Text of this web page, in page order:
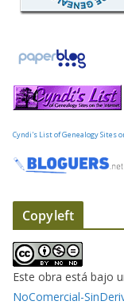
e
c
t
r
c
o
Cyndi's List of Genealogy Sites
Copyleft
Este obra está bajo
NoComercial-